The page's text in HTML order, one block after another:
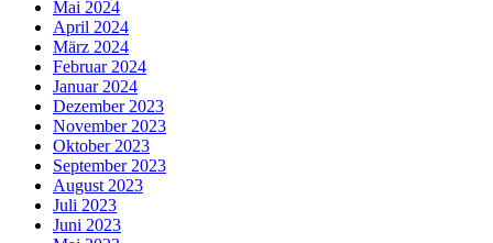
Mai 2024
April 2024
März 2024
Februar 2024
Januar 2024
Dezember 2023
November 2023
Oktober 2023
September 2023
August 2023
Juli 2023
Juni 2023